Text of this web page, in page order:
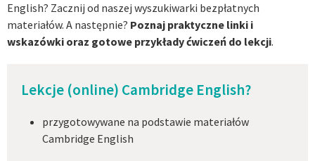
English? Zacznij od naszej wyszukiwarki bezpłatnych
materiałów. A następnie? Poznaj praktyczne linki i
wskazówki oraz gotowe przykłady ćwiczeń do lekcji.
Lekcje (online) Cambridge English?
przygotowywane na podstawie materiałów
Cambridge English